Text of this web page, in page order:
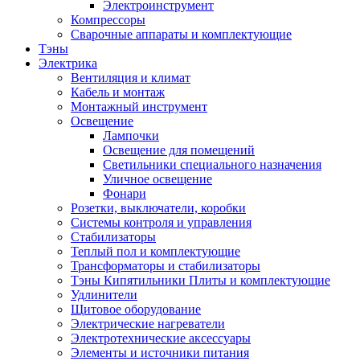
Электроинструмент
Компрессоры
Сварочные аппараты и комплектующие
Тэны
Электрика
Вентиляция и климат
Кабель и монтаж
Монтажный инструмент
Освещение
Лампочки
Освещение для помещений
Светильники специального назначения
Уличное освещение
Фонари
Розетки, выключатели, коробки
Системы контроля и управления
Стабилизаторы
Теплый пол и комплектующие
Трансформаторы и стабилизаторы
Тэны Кипятильники Плиты и комплектующие
Удлинители
Щитовое оборудование
Электрические нагреватели
Электротехнические аксессуары
Элементы и источники питания